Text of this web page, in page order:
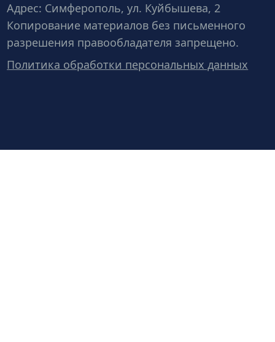
Адрес: Симферополь, ул. Куйбышева, 2
Копирование материалов без письменного
разрешения правообладателя запрещено.
Политика обработки персональных данных